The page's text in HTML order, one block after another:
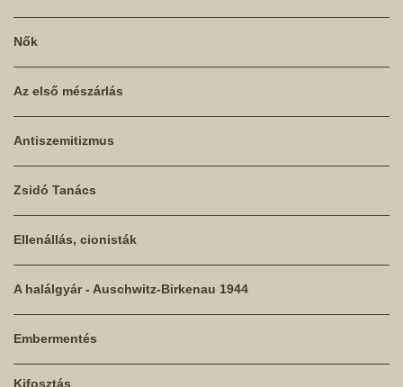
Nők
Az első mészárlás
Antiszemitizmus
Zsidó Tanács
Ellenállás, cionisták
A halálgyár - Auschwitz-Birkenau 1944
Embermentés
Kifosztás